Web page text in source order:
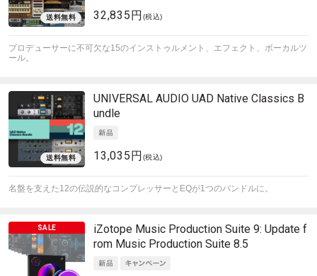
32,835円 (税込)
プロデューサーに不可欠な15のインストゥルメント、エフェクト、ボーカルツ
ール。
UNIVERSAL AUDIO UAD Native Classics B
undle
13,035円 (税込)
名盤を支えた12の伝説的なコンプレッサーとEQが1つのバンドルに。
iZotope Music Production Suite 9: Update f
rom Music Production Suite 8.5